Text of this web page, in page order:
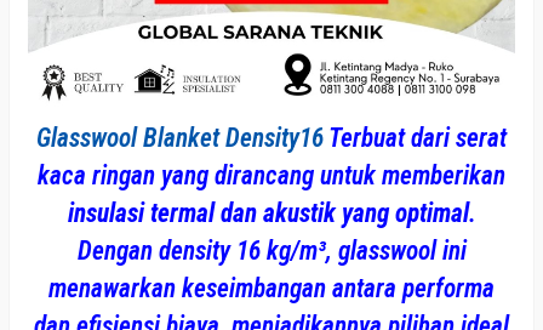
Glasswool Blanket Density16 Terbuat dari serat
kaca ringan yang dirancang untuk memberikan
insulasi termal dan akustik yang optimal.
Dengan density 16 kg/m³, glasswool ini
menawarkan keseimbangan antara performa